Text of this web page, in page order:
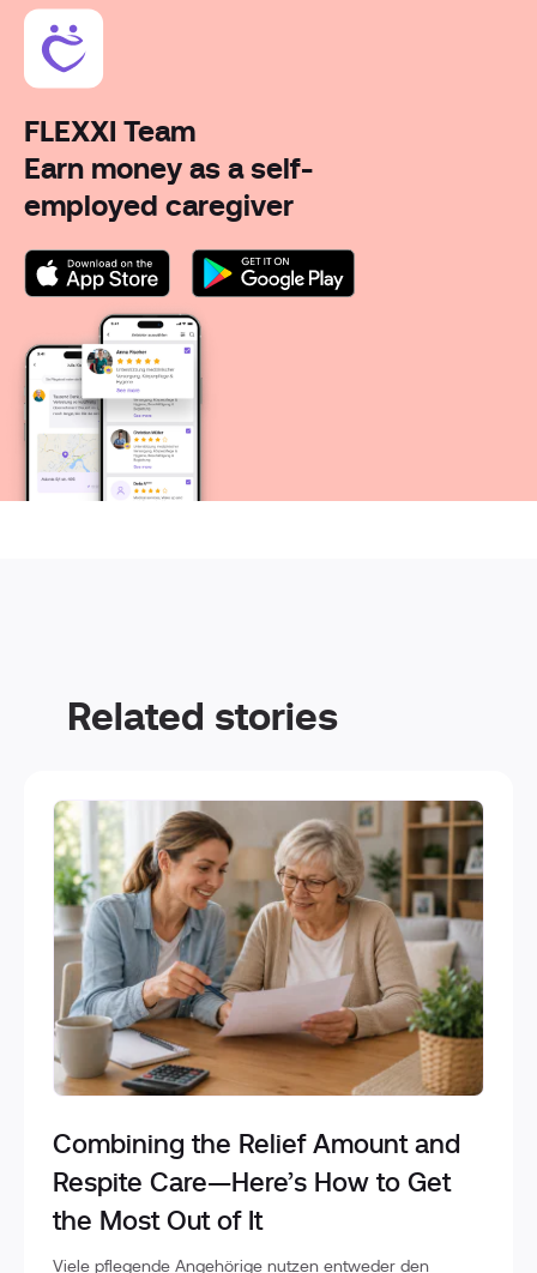
FLEXXI Team
Earn money as a self-
employed caregiver
Related stories
Combining the Relief Amount and
Respite Care—Here’s How to Get
the Most Out of It
Viele pflegende Angehörige nutzen entweder den